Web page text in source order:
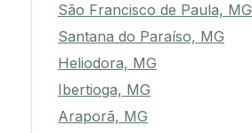
São Francisco de Paula, MG
Santana do Paraíso, MG
Heliodora, MG
Ibertioga, MG
Araporã, MG